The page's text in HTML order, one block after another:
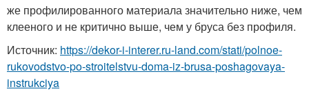
же профилированного материала значительно ниже, чем
клееного и не критично выше, чем у бруса без профиля.
Источник: https://dekor-i-interer.ru-land.com/stati/polnoe-
rukovodstvo-po-stroitelstvu-doma-iz-brusa-poshagovaya-
instrukciya